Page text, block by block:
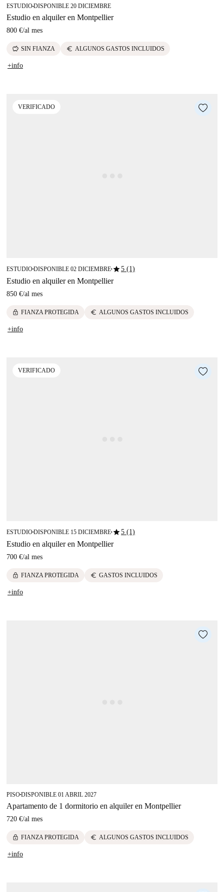
ESTUDIO■DISPONIBLE 20 DICIEMBRE
Estudio en alquiler en Montpellier
800 €/al mes
savings SIN FIANZA euro ALGUNOS GASTOS INCLUIDOS
+info
VERIFICADO
ESTUDIO■DISPONIBLE 02 DICIEMBRE■star5 (1)
Estudio en alquiler en Montpellier
850 €/al mes
lock FIANZA PROTEGIDA euro ALGUNOS GASTOS INCLUIDOS
+info
VERIFICADO
ESTUDIO■DISPONIBLE 15 DICIEMBRE■star5 (1)
Estudio en alquiler en Montpellier
700 €/al mes
lock FIANZA PROTEGIDA euro GASTOS INCLUIDOS
+info
PISO■DISPONIBLE 01 ABRIL 2027
Apartamento de 1 dormitorio en alquiler en Montpellier
720 €/al mes
lock FIANZA PROTEGIDA euro ALGUNOS GASTOS INCLUIDOS
+info